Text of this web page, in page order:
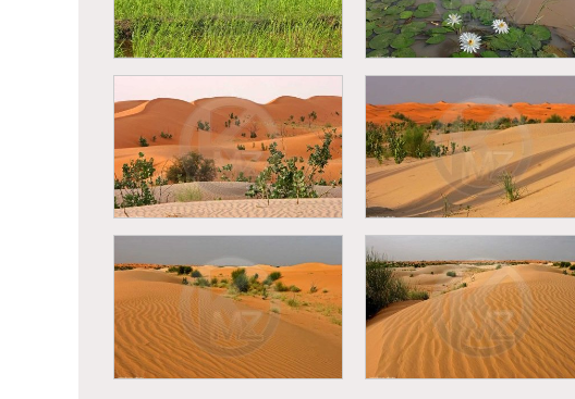
Flamboyant à Dakar
soleil sur des palmiers
Casamance - Saison des
pluies - Femme dans une
rizière
Nénuphars dans le waalo
Mauritanie - Désert
Mauritanien
Mauritanie - Désert
Mauritanien